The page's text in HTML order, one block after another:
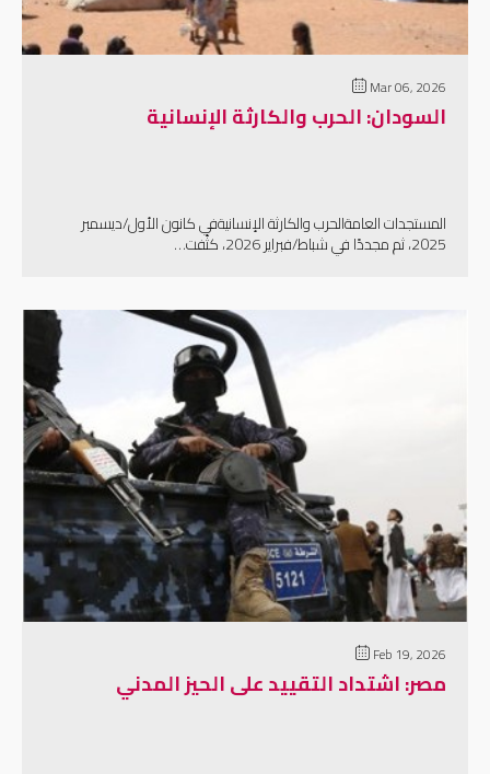
Mar 06, 2026
السودان: الحرب والكارثة الإنسانية
المستجدات العامةالحرب والكارثة الإنسانيةفي كانون الأول/ديسمبر
2025، ثم مجددًا في شباط/فبراير 2026، كثّفت…
إقرأ المزيد
Feb 19, 2026
مصر: اشتداد التقييد على الحيز المدني